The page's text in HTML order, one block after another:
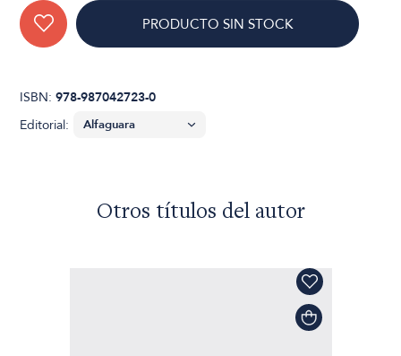
PRODUCTO SIN STOCK
ISBN:978-987042723-0
Editorial:
Otros títulos del autor